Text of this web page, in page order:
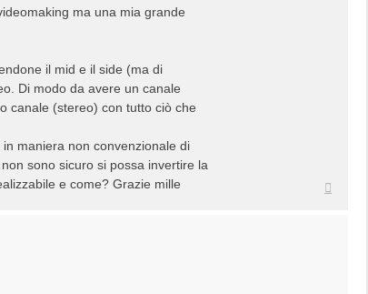
ma una mia grande
il mid e il side (ma di
Di modo da avere un canale
canale (stereo) con tutto ciò che
maniera non convenzionale di
sono sicuro si possa invertire la
e come? Grazie mille